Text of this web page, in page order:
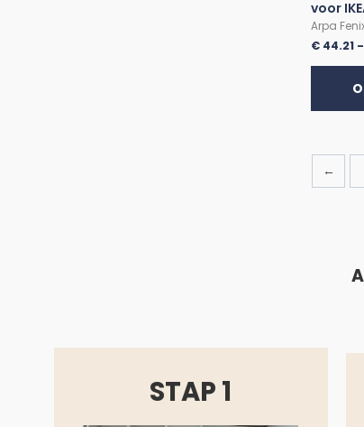
voor
Arpa
€ 44.21 -
←
STAP 1